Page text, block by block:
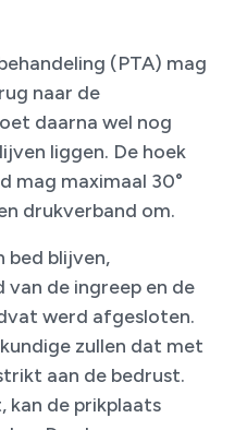
(PTA) mag
naar de
daarna wel nog
liggen. De hoek
mag maximaal 30°
drukverband om.
bed blijven,
van de ingreep en de
werd afgesloten.
zullen dat met
aan de bedrust.
kan de prikplaats